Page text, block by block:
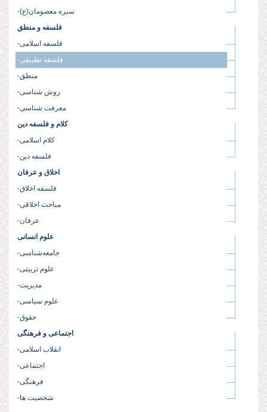
-سیره معصومان(ع)
فلسفه و منطق
-فلسفه اسلامی
-فلسفه تطبیقی
-منطق
-روش شناسی
-معرفت شناسی
کلام و فلسفه دین
-کلام اسلامی
-فلسفه دین
اخلاق و عرفان
-فلسفه اخلاق
-مباحث اخلاقی
-عرفان
علوم انسانی
-جامعه‌شناسی
-علوم تربیتی
-مدیریت
-علوم سیاسی
-حقوق
اجتماعی و فرهنگی
-انقلاب اسلامی
-اجتماعی
-فرهنگی
-شخصیت ها